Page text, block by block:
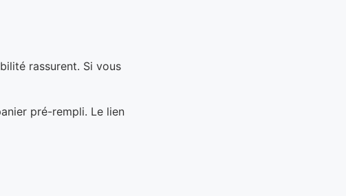
rassurent. Si vous
pré-rempli. Le lien